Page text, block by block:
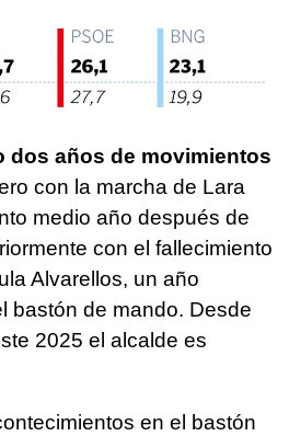
dos años de movimientos
con la marcha de Lara
medio año después de
con el fallecimiento
Alvarellos, un año
bastón de mando. Desde
2025 el alcalde es
en el bastón